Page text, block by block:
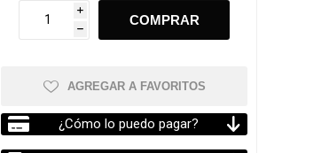
i
h
AGREGAR A FAVORITOS
¿Cómo lo puedo pagar?